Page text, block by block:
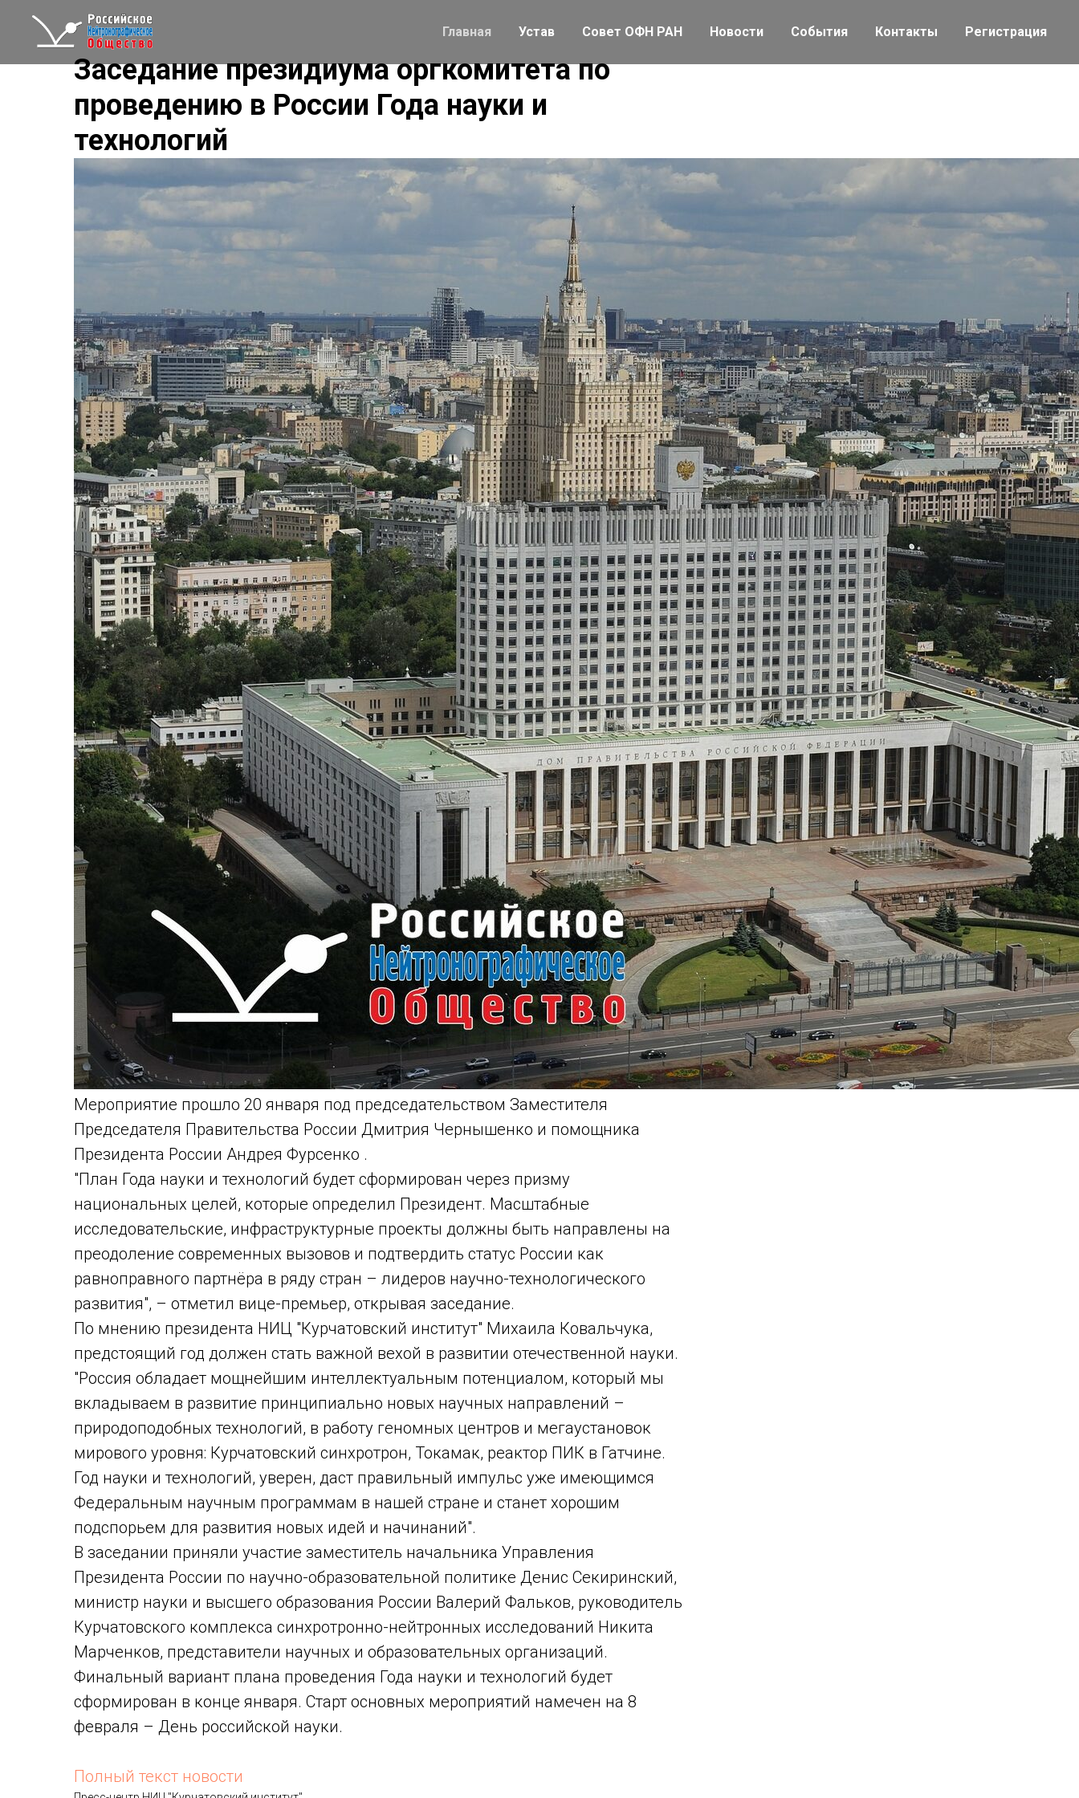
Главная Устав Совет ОФН РАН Новости События Контакты Регистрация
Заседание президиума оргкомитета по
проведению в России Года науки и
технологий
Мероприятие прошло 20 января под председательством Заместителя
Председателя Правительства России Дмитрия Чернышенко и помощника
Президента России Андрея Фурсенко .
"План Года науки и технологий будет сформирован через призму
национальных целей, которые определил Президент. Масштабные
исследовательские, инфраструктурные проекты должны быть направлены на
преодоление современных вызовов и подтвердить статус России как
равноправного партнёра в ряду стран – лидеров научно-технологического
развития", – отметил вице-премьер, открывая заседание.
По мнению президента НИЦ "Курчатовский институт" Михаила Ковальчука,
предстоящий год должен стать важной вехой в развитии отечественной науки.
"Россия обладает мощнейшим интеллектуальным потенциалом, который мы
вкладываем в развитие принципиально новых научных направлений –
природоподобных технологий, в работу геномных центров и мегаустановок
мирового уровня: Курчатовский синхротрон, Токамак, реактор ПИК в Гатчине.
Год науки и технологий, уверен, даст правильный импульс уже имеющимся
Федеральным научным программам в нашей стране и станет хорошим
подспорьем для развития новых идей и начинаний".
В заседании приняли участие заместитель начальника Управления
Президента России по научно-образовательной политике Денис Секиринский,
министр науки и высшего образования России Валерий Фальков, руководитель
Курчатовского комплекса синхротронно-нейтронных исследований Никита
Марченков, представители научных и образовательных организаций.
Финальный вариант плана проведения Года науки и технологий будет
сформирован в конце января. Старт основных мероприятий намечен на 8
февраля – День российской науки.
Полный текст новости